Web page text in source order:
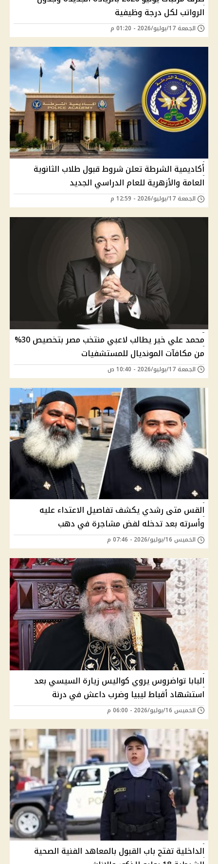
الرواتب لكل درجة وظيفية
الجمعة 17/يوليو/2026 - 01:20 م
أكاديمية الشرطة تعلن شروط قبول طلاب الثانوية
العامة والأزهرية للعام الدراسي الجديد
الجمعة 17/يوليو/2026 - 12:59 م
محمد علي خير يطالب لاعبي منتخب مصر بتخصيص 30%
من مكافآت المونديال للمستشفيات
الجمعة 17/يوليو/2026 - 10:40 ص
القس متى رشدي يكشف تفاصيل الاعتداء عليه
وأسرته بعد تدخله لفض مشاجرة في دهب
الخميس 16/يوليو/2026 - 07:46 م
البابا تواضروس يروي كواليس زيارة السيسي بعد
استشهاد أقباط ليبيا وضرب داعش في درنة
الخميس 16/يوليو/2026 - 06:00 م
الداخلية تفتح باب القبول بالمعاهد الفنية الصحية